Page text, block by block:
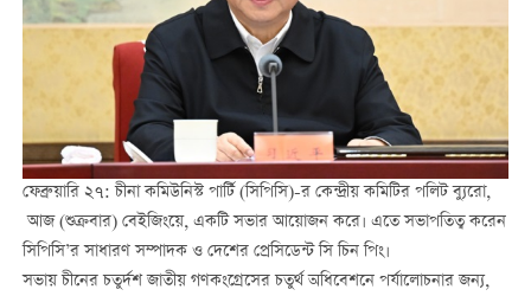
ফেব্রুয়ারি ২৭: চীনা কমিউনিস্ট পার্টি (সিপিসি)-র কেন্দ্রীয় কমিটির পলিট ব্যুরো,
আজ (শুক্রবার) বেইজিংয়ে, একটি সভার আয়োজন করে। এতে সভাপতিত্ব করেন
সিপিসি’র সাধারণ সম্পাদক ও দেশের প্রেসিডেন্ট সি চিন পিং।
সভায় চীনের চতুর্দশ জাতীয় গণকংগ্রেসের চতুর্থ অধিবেশনে পর্যালোচনার জন্য,